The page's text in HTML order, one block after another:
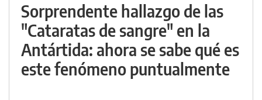
Sorprendente hallazgo de las
"Cataratas de sangre" en la
Antártida: ahora se sabe qué es
este fenómeno puntualmente